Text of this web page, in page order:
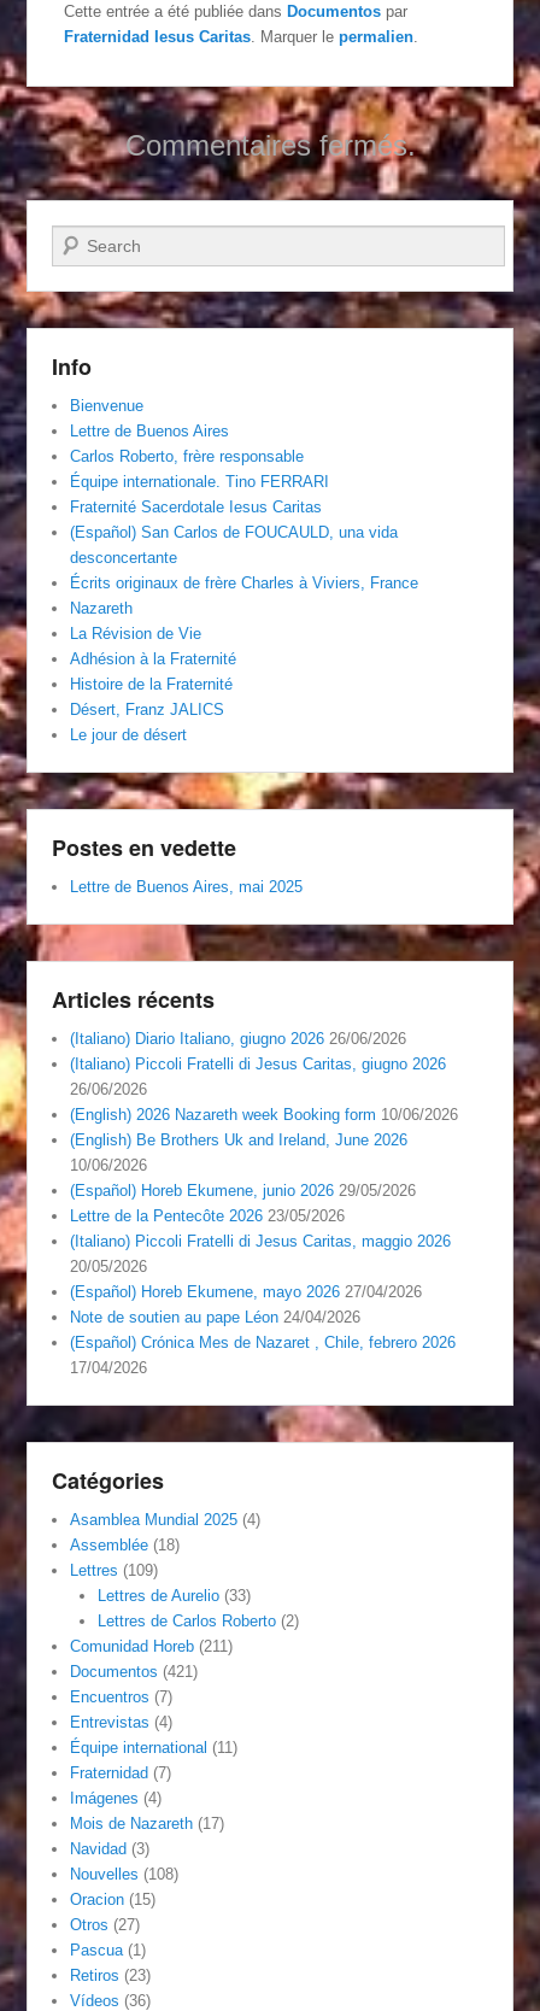
Cette entrée a été publiée dansDocumentos par
Fraternidad Iesus Caritas . Marquer lepermalien
Commentaires fermés.
Recherche
Info
Bienvenue
Lettre de Buenos Aires
Carlos Roberto, frère responsable
Équipe internationale. Tino FERRARI
Fraternité Sacerdotale Iesus Caritas
(Español) San Carlos de FOUCAULD, una vida
desconcertante
Écrits originaux de frère Charles à Viviers, France
Nazareth
La Révision de Vie
Adhésion à la Fraternité
Histoire de la Fraternité
Désert, Franz JALICS
Le jour de désert
Postes en vedette
Lettre de Buenos Aires, mai 2025
Articles récents
(Italiano) Diario Italiano, giugno 2026 26/06/2026
(Italiano) Piccoli Fratelli di Jesus Caritas, giugno 2026
26/06/2026
(English) 2026 Nazareth week Booking form 10/06/2026
(English) Be Brothers Uk and Ireland, June 2026
10/06/2026
(Español) Horeb Ekumene, junio 2026 29/05/2026
Lettre de la Pentecôte 2026 23/05/2026
(Italiano) Piccoli Fratelli di Jesus Caritas, maggio 2026
20/05/2026
(Español) Horeb Ekumene, mayo 2026 27/04/2026
Note de soutien au pape Léon 24/04/2026
(Español) Crónica Mes de Nazaret , Chile, febrero 2026
17/04/2026
Catégories
Asamblea Mundial 2025 (4)
Assemblée (18)
Lettres (109)
Lettres de Aurelio(33)
Lettres de Carlos Roberto(2)
Comunidad Horeb (211)
Documentos (421)
Encuentros (7)
Entrevistas (4)
Équipe international (11)
Fraternidad (7)
Imágenes (4)
Mois de Nazareth (17)
Navidad (3)
Nouvelles (108)
Oracion (15)
Otros (27)
Pascua (1)
Retiros (23)
Vídeos (36)